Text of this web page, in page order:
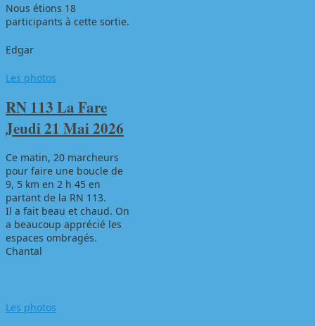
Nous étions 18
participants à cette sortie.
Edgar
Les photos
RN 113 La Fare
Jeudi 21 Mai 2026
Ce matin, 20 marcheurs
pour faire une boucle de
9, 5 km en 2 h 45 en
partant de la RN 113.
Il a fait beau et chaud. On
a beaucoup apprécié les
espaces ombragés.
Chantal
Les photos